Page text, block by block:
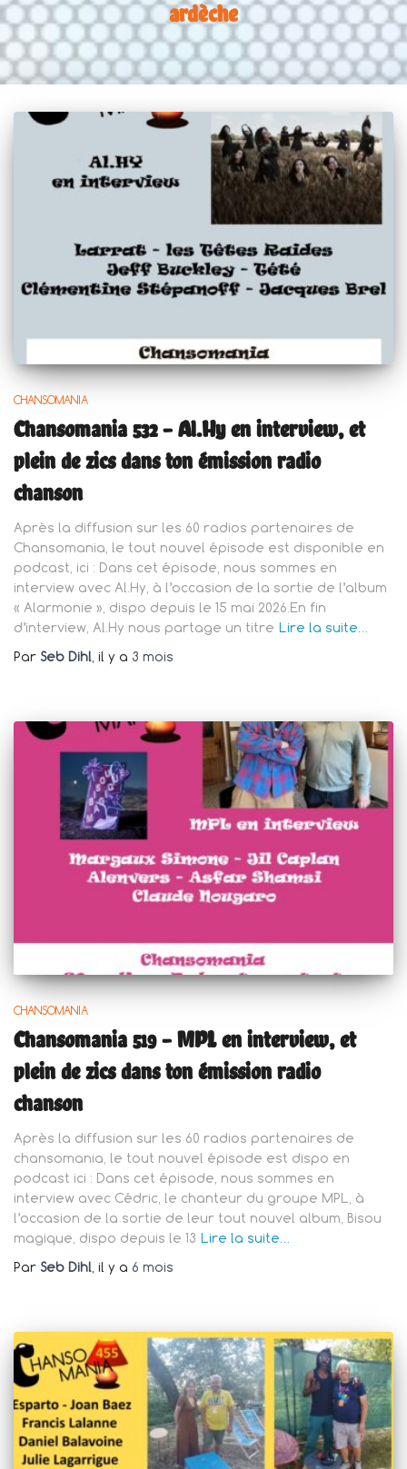
ardèche
CHANSOMANIA
Chansomania 532 – Al.Hy en interview, et
plein de zics dans ton émission radio
chanson
Après la diffusion sur les 60 radios partenaires de
Chansomania, le tout nouvel épisode est disponible en
podcast, ici : Dans cet épisode, nous sommes en
interview avec Al.Hy, à l’occasion de la sortie de l’album
« Alarmonie », dispo depuis le 15 mai 2026.En fin
d’interview, Al.Hy nous partage un titre Lire la suite…
Par Seb Dihl, il y a 3 mois
CHANSOMANIA
Chansomania 519 – MPL en interview, et
plein de zics dans ton émission radio
chanson
Après la diffusion sur les 60 radios partenaires de
chansomania, le tout nouvel épisode est dispo en
podcast ici : Dans cet épisode, nous sommes en
interview avec Cédric, le chanteur du groupe MPL, à
l’occasion de la sortie de leur tout nouvel album, Bisou
magique, dispo depuis le 13 Lire la suite…
Par Seb Dihl, il y a 6 mois